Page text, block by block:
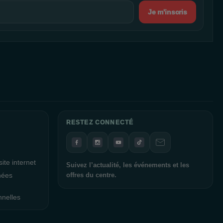
Je m'inscris
internet
RESTEZ CONNECTÉ
Suivez l’actualité, les événements et les
offres du centre.